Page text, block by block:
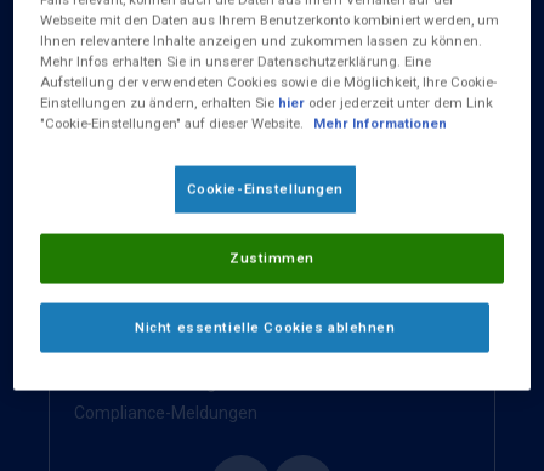
D-60329 Frankfurt am Main
Tel.:0800 100 16 35
(Kostenlos aus dem deutschen Fest- und
Mobilfunknetz)
Erreichbar Montag bis Donnerstag von 09:00
Impressum
Nestlé Health Science Website
Compliance-Meldungen
Webseite mit den Daten aus Ihrem Benutzerkonto kombiniert werden, um
Ihnen relevantere Inhalte anzeigen und zukommen lassen zu können.
Mehr Infos erhalten Sie in unserer Datenschutzerklärung. Eine
Aufstellung der verwendeten Cookies sowie die Möglichkeit, Ihre Cookie-
Einstellungen zu ändern, erhalten Sie hier oder jederzeit unter dem Link
"Cookie-Einstellungen" auf dieser Website.
Mehr Informationen
Cookie-Einstellungen
Nicht essentielle Cookies ablehnen
Zustimmen